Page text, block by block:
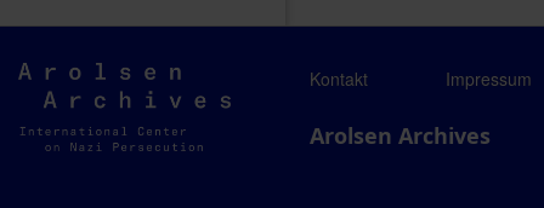
Arolsen
Archives
Kontakt Impressum
Arolsen Archives